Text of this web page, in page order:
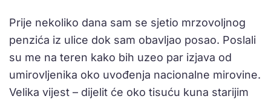
Prije nekoliko dana sam se sjetio mrzovoljnog
penzića iz ulice dok sam obavljao posao. Poslali
su me na teren kako bih uzeo par izjava od
umirovljenika oko uvođenja nacionalne mirovine.
Velika vijest – dijelit će oko tisuću kuna starijim